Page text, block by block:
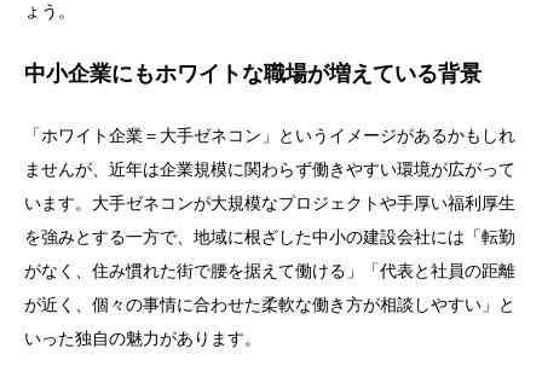
ょう。
中小企業にもホワイトな職場が増えている背景
「ホワイト企業＝大手ゼネコン」というイメージがあるかもしれ
ませんが、近年は企業規模に関わらず働きやすい環境が広がって
います。大手ゼネコンが大規模なプロジェクトや手厚い福利厚生
を強みとする一方で、地域に根ざした中小の建設会社には「転勤
がなく、住み慣れた街で腰を据えて働ける」「代表と社員の距離
が近く、個々の事情に合わせた柔軟な働き方が相談しやすい」と
いった独自の魅力があります。